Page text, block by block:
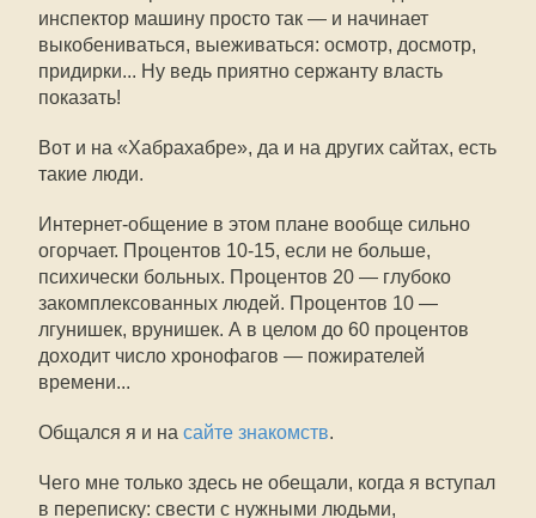
инспектор машину просто так — и начинает
выкобениваться, выеживаться: осмотр, досмотр,
придирки... Ну ведь приятно сержанту власть
показать!
Вот и на «Хабрахабре», да и на других сайтах, есть
такие люди.
Интернет-общение в этом плане вообще сильно
огорчает. Процентов 10-15, если не больше,
психически больных. Процентов 20 — глубоко
закомплексованных людей. Процентов 10 —
лгунишек, врунишек. А в целом до 60 процентов
доходит число хронофагов — пожирателей
времени...
Общался я и на сайте знакомств.
Чего мне только здесь не обещали, когда я вступал
в переписку: свести с нужными людьми,